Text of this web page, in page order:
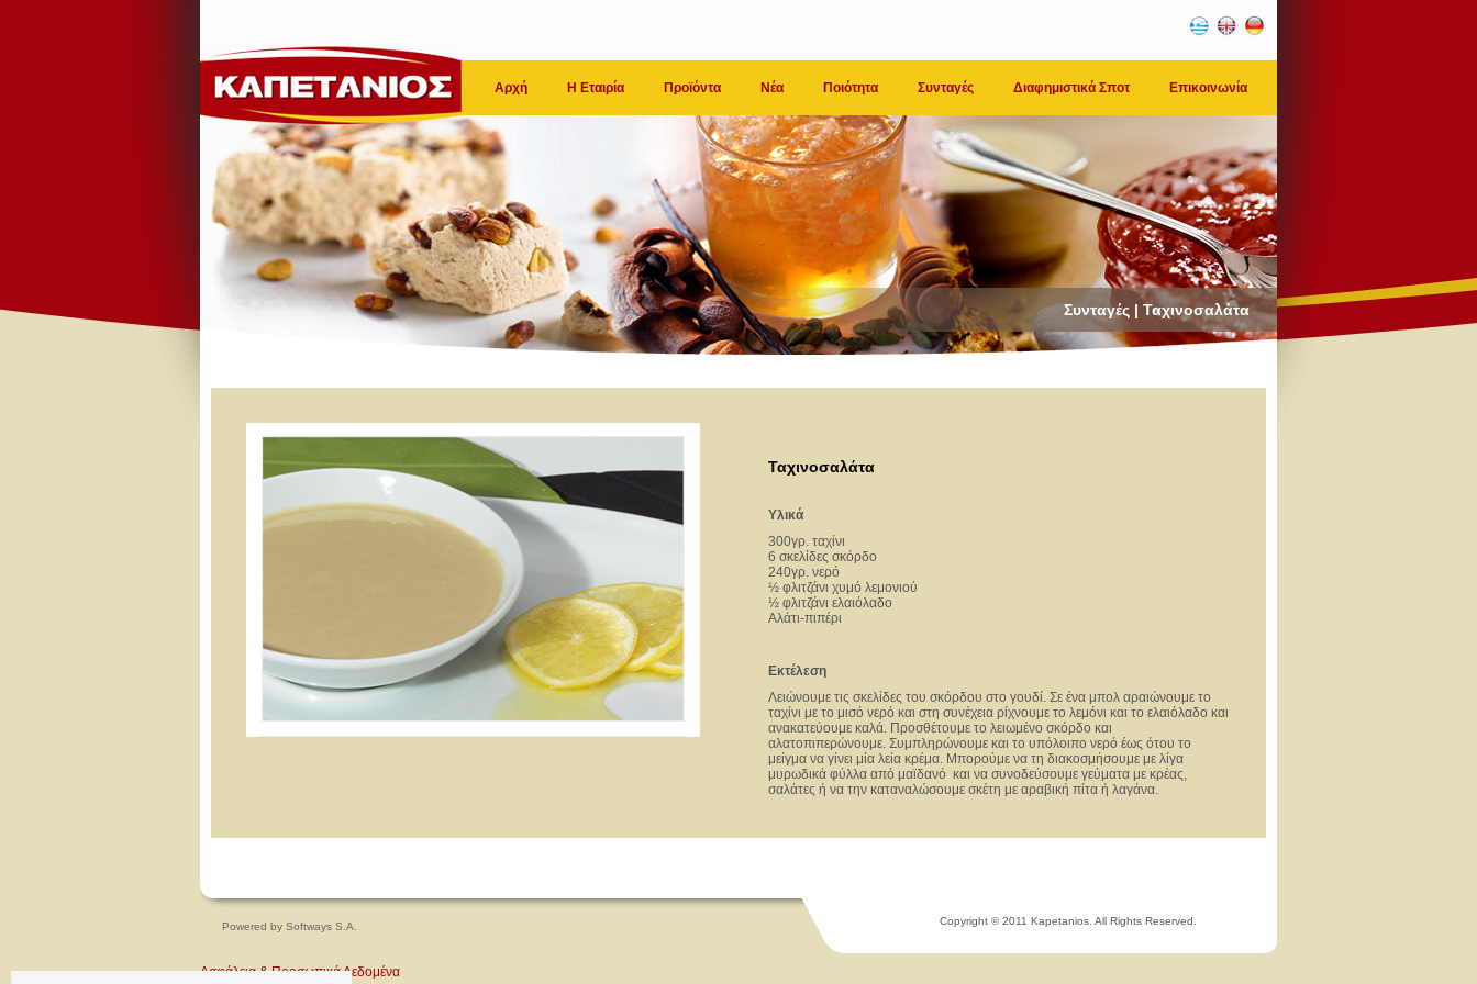
Αρχή Η Εταιρία Προϊόντα Νέα Ποιότητα Συνταγές Διαφημιστικά Σποτ Επικοινωνία
Συνταγές | Ταχινοσαλάτα
Ταχινοσαλάτα
Υλικά
300γρ. ταχίνι
6 σκελίδες σκόρδο
240γρ. νερό
½ φλιτζάνι χυμό λεμονιού
½ φλιτζάνι ελαιόλαδο
Αλάτι-πιπέρι
Εκτέλεση
Λειώνουμε τις σκελίδες του σκόρδου στο γουδί. Σε ένα μπολ αραιώνουμε το
ταχίνι με το μισό νερό και στη συνέχεια ρίχνουμε το λεμόνι και το ελαιόλαδο και
ανακατεύουμε καλά. Προσθέτουμε το λειωμένο σκόρδο και
αλατοπιπερώνουμε. Συμπληρώνουμε και το υπόλοιπο νερό έως ότου το
μείγμα να γίνει μία λεία κρέμα. Μπορούμε να τη διακοσμήσουμε με λίγα
μυρωδικά φύλλα από μαϊδανό και να συνοδεύσουμε γεύματα με κρέας,
σαλάτες ή να την καταναλώσουμε σκέτη με αραβική πίτα ή λαγάνα.
Powered by Softways S.A. Copyright © 2011 Kapetanios. All Rights Reserved.
Ασφάλεια & Προσωπικά Δεδομένα